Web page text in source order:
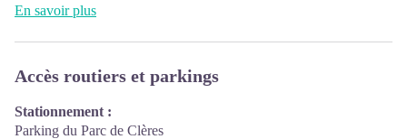
de 14h00 à 17h30
Numéro de téléphone unique : +33 (0)2 35 23 19 90
E-mail : contact@normandie-caux-vexin.com
Retrouvez toutes les informations touristiques du territoire sur
www.normandie-caux-vexin.com
En savoir plus
Accès routiers et parkings
Stationnement :
Parking du Parc de Clères